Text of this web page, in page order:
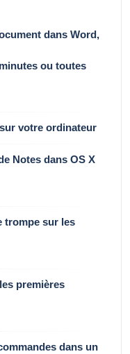
dans Word,
ou toutes
votre ordinateur
Notes dans OS X
trompe sur les
premières
dans un